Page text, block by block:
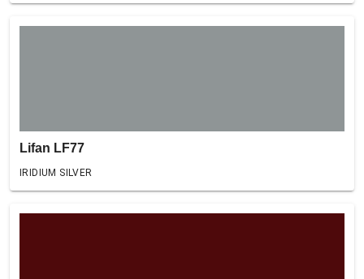
Lifan LF77
IRIDIUM SILVER